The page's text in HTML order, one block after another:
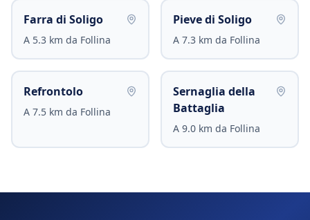
Farra di Soligo
A 5.3 km da Follina
Pieve di Soligo
A 7.3 km da Follina
Refrontolo
A 7.5 km da Follina
Sernaglia della
Battaglia
A 9.0 km da Follina